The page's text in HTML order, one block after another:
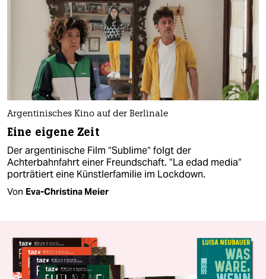
Argentinisches Kino auf der Berlinale
Eine eigene Zeit
Der argentinische Film “Sublime“ folgt der
Achterbahnfahrt einer Freundschaft. “La edad media“
porträtiert eine Künstlerfamilie im Lockdown.
Von Eva-Christina Meier